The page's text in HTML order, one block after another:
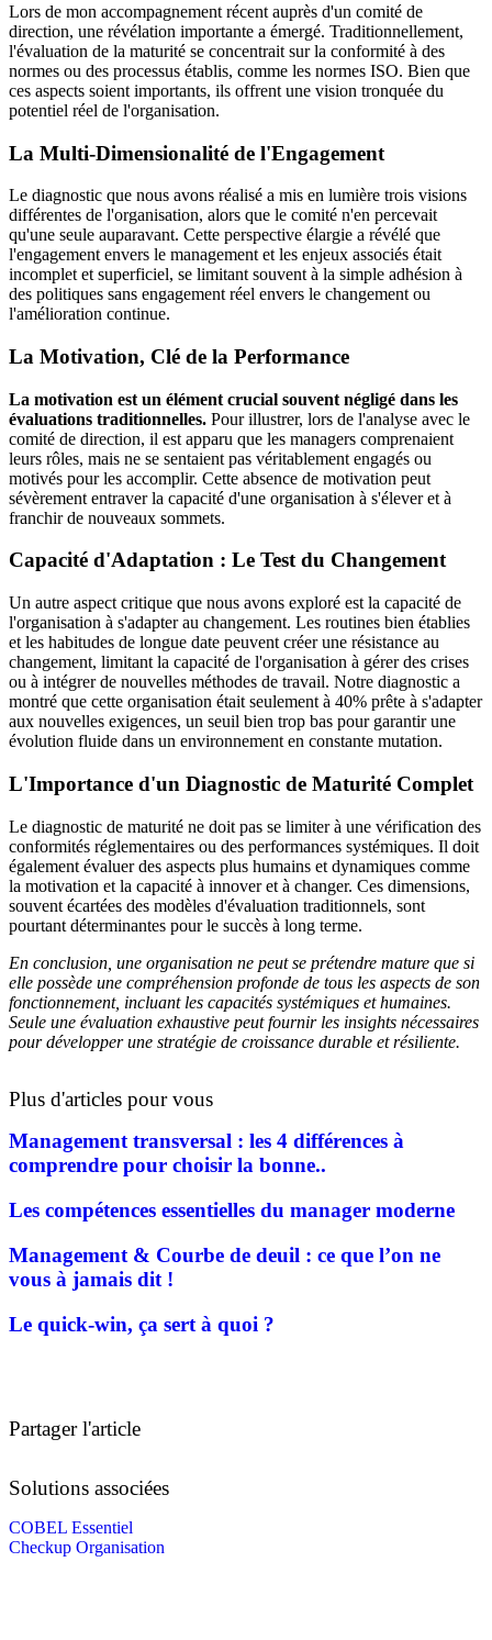
Lors de mon accompagnement récent auprès d'un comité de
direction, une révélation importante a émergé. Traditionnellement,
l'évaluation de la maturité se concentrait sur la conformité à des
normes ou des processus établis, comme les normes ISO. Bien que
ces aspects soient importants, ils offrent une vision tronquée du
potentiel réel de l'organisation.
La Multi-Dimensionalité de l'Engagement
Le diagnostic que nous avons réalisé a mis en lumière trois visions
différentes de l'organisation, alors que le comité n'en percevait
qu'une seule auparavant. Cette perspective élargie a révélé que
l'engagement envers le management et les enjeux associés était
incomplet et superficiel, se limitant souvent à la simple adhésion à
des politiques sans engagement réel envers le changement ou
l'amélioration continue.
La Motivation, Clé de la Performance
La motivation est un élément crucial souvent négligé dans les
évaluations traditionnelles. Pour illustrer, lors de l'analyse avec le
comité de direction, il est apparu que les managers comprenaient
leurs rôles, mais ne se sentaient pas véritablement engagés ou
motivés pour les accomplir. Cette absence de motivation peut
sévèrement entraver la capacité d'une organisation à s'élever et à
franchir de nouveaux sommets.
Capacité d'Adaptation : Le Test du Changement
Un autre aspect critique que nous avons exploré est la capacité de
l'organisation à s'adapter au changement. Les routines bien établies
et les habitudes de longue date peuvent créer une résistance au
changement, limitant la capacité de l'organisation à gérer des crises
ou à intégrer de nouvelles méthodes de travail. Notre diagnostic a
montré que cette organisation était seulement à 40% prête à s'adapter
aux nouvelles exigences, un seuil bien trop bas pour garantir une
évolution fluide dans un environnement en constante mutation.
L'Importance d'un Diagnostic de Maturité Complet
Le diagnostic de maturité ne doit pas se limiter à une vérification des
conformités réglementaires ou des performances systémiques. Il doit
également évaluer des aspects plus humains et dynamiques comme
la motivation et la capacité à innover et à changer. Ces dimensions,
souvent écartées des modèles d'évaluation traditionnels, sont
pourtant déterminantes pour le succès à long terme.
En conclusion, une organisation ne peut se prétendre mature que si
elle possède une compréhension profonde de tous les aspects de son
fonctionnement, incluant les capacités systémiques et humaines.
Seule une évaluation exhaustive peut fournir les insights nécessaires
pour développer une stratégie de croissance durable et résiliente.
Plus d'articles pour vous
Management transversal : les 4 différences à
comprendre pour choisir la bonne..
Les compétences essentielles du manager moderne
Management & Courbe de deuil : ce que l’on ne
vous à jamais dit !
Le quick-win, ça sert à quoi ?
Partager l'article
Solutions associées
COBEL Essentiel
Checkup Organisation